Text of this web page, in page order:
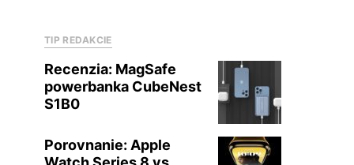
TIP REDAKCIE
Recenzia: MagSafe
powerbanka CubeNest
S1B0
Porovnanie: Apple